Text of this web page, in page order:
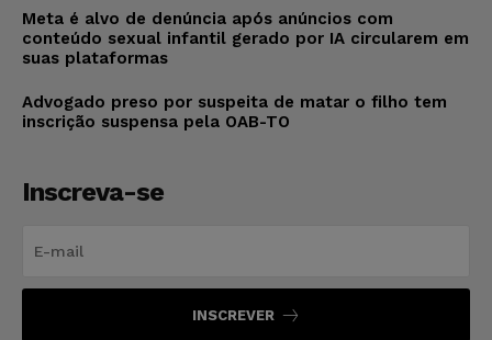
Meta é alvo de denúncia após anúncios com
conteúdo sexual infantil gerado por IA circularem em
suas plataformas
Advogado preso por suspeita de matar o filho tem
inscrição suspensa pela OAB-TO
Inscreva-se
INSCREVER